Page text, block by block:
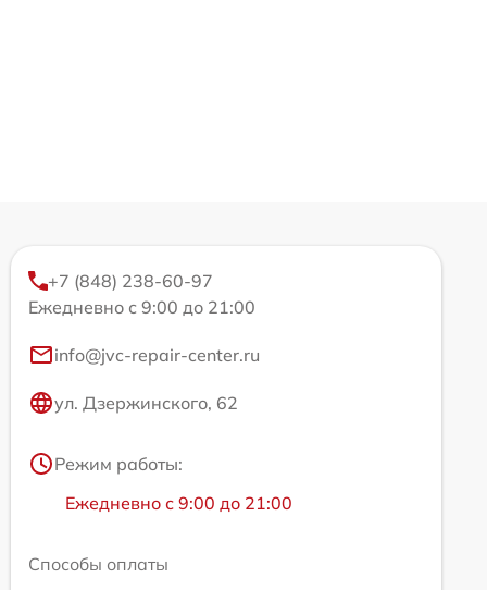
+7 (848) 238-60-97
Ежедневно с 9:00 до 21:00
info@jvc-repair-center.ru
ул. Дзержинского, 62
Режим работы:
Ежедневно с 9:00 до 21:00
Способы оплаты